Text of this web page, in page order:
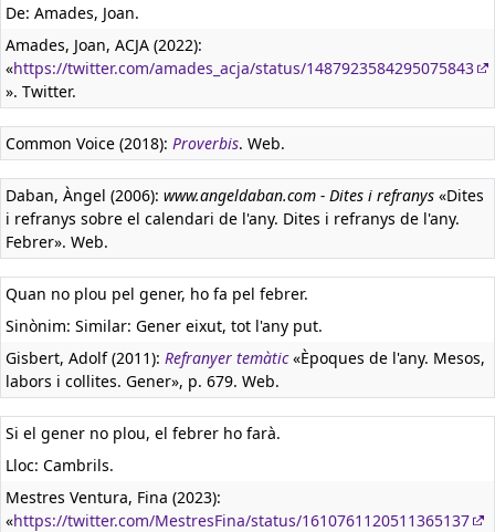
De: Amades, Joan.
Amades, Joan, ACJA (2022):
«https://twitter.com/amades_acja/status/1487923584295075843
». Twitter.
Common Voice (2018): Proverbis. Web.
Daban, Àngel (2006): www.angeldaban.com - Dites i refranys «Dites
i refranys sobre el calendari de l'any. Dites i refranys de l'any.
Febrer». Web.
Quan no plou pel gener, ho fa pel febrer.
Sinònim: Similar: Gener eixut, tot l'any put.
Gisbert, Adolf (2011): Refranyer temàtic«Èpoques de l'any. Mesos,
labors i collites. Gener», p. 679. Web.
Si el gener no plou, el febrer ho farà.
Lloc: Cambrils.
Mestres Ventura, Fina (2023):
«https://twitter.com/MestresFina/status/1610761120511365137